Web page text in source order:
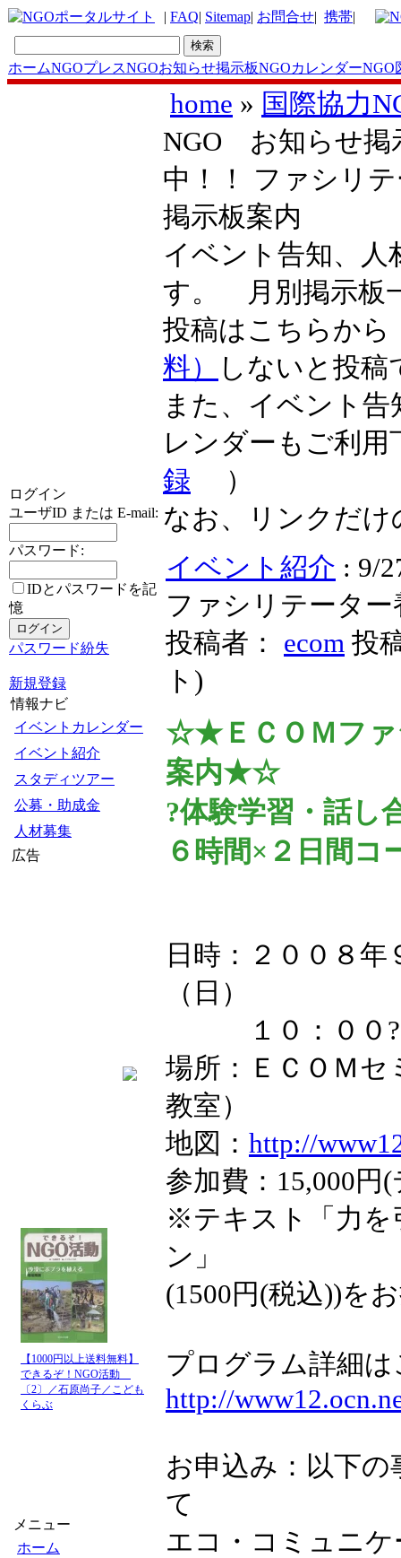
| FAQ| Sitemap| お問合せ| 携帯|
ホームNGOプレスNGOお知らせ掲示板NGOカレンダーNGO
ログイン
ユーザID または E-mail:
パスワード:
IDとパスワードを記
憶
パスワード紛失
新規登録
情報ナビ
イベントカレンダー
イベント紹介
スタディツアー
公募・助成金
人材募集
広告
【1000円以上送料無料】
できるぞ！NGO活動
〔2〕／石原尚子／こども
くらぶ
メニュー
ホーム
home » 国際協力
NGO お知らせ掲
中！！ ファシリ
掲示板案内
イベント告知、人
す。 月別掲示
投稿はこちらか
料）
しないと投
また、イベント
レンダーもご利
録 ）
なお、リンクだ
イベント紹介 : 9/
ファシリテーター
投稿者： ecom 投
ト )
☆★ＥＣＯＭファ
案内★☆
?体験学習・話
６時間×２日間コ
日時：２００８
（日）
１０：００?
場所：ＥＣＯＭセ
教室）
地図： http://
参加費：15,000円
※テキスト「力を
ン」
(1500円(税込))を
プログラム詳細
http://
お申込み：以下
て
エコ・コミュニ